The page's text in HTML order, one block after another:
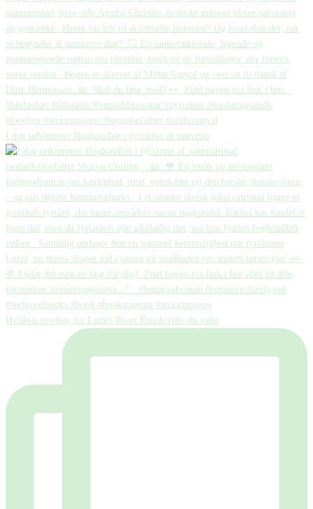
I dag udkommer Boghandlen i fyrtårnet af internati
Hvilken cowboy fra Lucky River Ranch ville du vælg